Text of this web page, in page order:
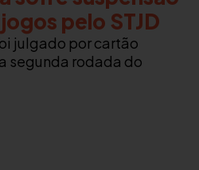
pelo STJD
julgado por cartão
segunda rodada do